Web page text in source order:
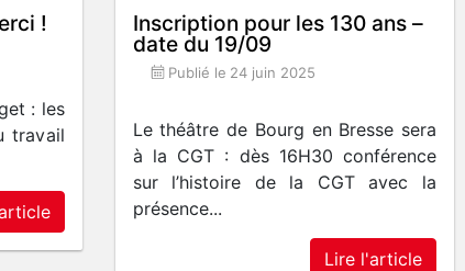
!
: les
travail
Inscription pour les 130 ans –
date du 19/09
Publié le 24 juin 2025
Le théâtre de Bourg en Bresse sera
à la CGT : dès 16H30 conférence
sur l’histoire de la CGT avec la
présence...
Lire l'article